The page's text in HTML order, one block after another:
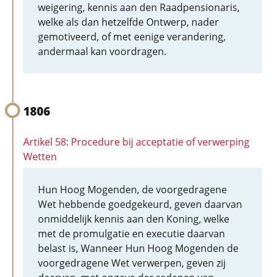
weigering, kennis aan den Raadpensionaris,
welke als dan hetzelfde Ontwerp, nader
gemotiveerd, of met eenige verandering,
andermaal kan voordragen.
1806
Artikel 58: Procedure bij acceptatie of verwerping
Wetten
Hun Hoog Mogenden, de voorgedragene
Wet hebbende goedgekeurd, geven daarvan
onmiddelijk kennis aan den Koning, welke
met de promulgatie en executie daarvan
belast is, Wanneer Hun Hoog Mogenden de
voorgedragene Wet verwerpen, geven zij